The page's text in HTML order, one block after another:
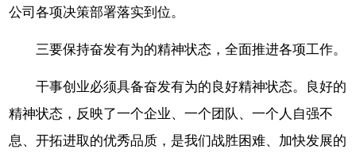
公司各项决策部署落实到位。
三要保持奋发有为的精神状态，全面推进各项工作。
干事创业必须具备奋发有为的良好精神状态。良好的
精神状态，反映了一个企业、一个团队、一个人自强不
息、开拓进取的优秀品质，是我们战胜困难、加快发展的